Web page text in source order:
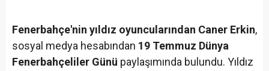
Fenerbahçe'nin yıldız oyuncularından Caner Erkin,
sosyal medya hesabından 19 Temmuz Dünya
Fenerbahçeliler Günü paylaşımında bulundu. Yıldız